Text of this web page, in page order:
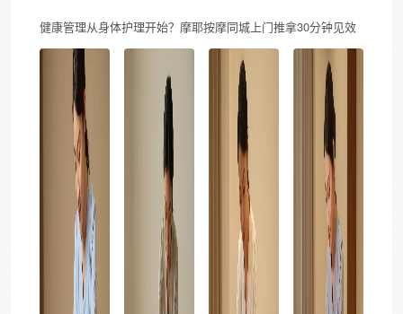
健康管理从身体护理开始？摩耶按摩同城上门推拿30分钟见效